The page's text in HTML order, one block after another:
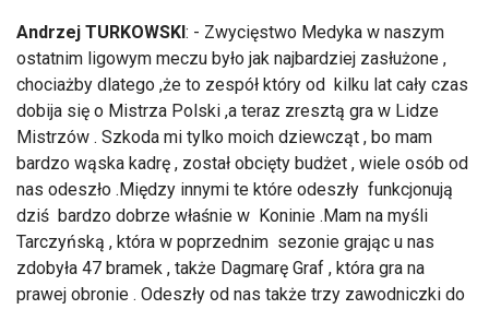
Andrzej TURKOWSKI : - Zwycięstwo Medyka w naszym
ostatnim ligowym meczu było jak najbardziej zasłużone ,
chociażby dlatego ,że to zespół który od kilku lat cały czas
dobija się o Mistrza Polski ,a teraz zresztą gra w Lidze
Mistrzów . Szkoda mi tylko moich dziewcząt , bo mam
bardzo wąska kadrę , został obcięty budżet , wiele osób od
nas odeszło .Między innymi te które odeszły funkcjonują
dziś bardzo dobrze właśnie w Koninie .Mam na myśli
Tarczyńską , która w poprzednim sezonie grając u nas
zdobyła 47 bramek , także Dagmarę Graf , która gra na
prawej obronie . Odeszły od nas także trzy zawodniczki do